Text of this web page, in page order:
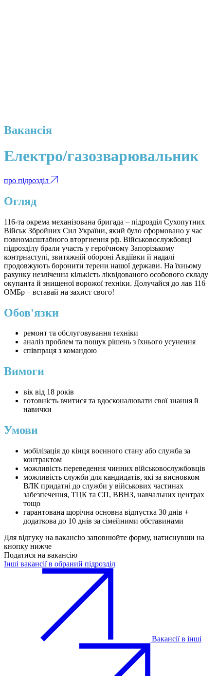
Вакансія
Електро/газозварювальник
про підрозділ
Огляд
116-та окрема механізована бригада – підрозділ Сухопутних
Військ Збройних Сил України, який було сформовано у час
повномасштабного вторгнення рф. Військовослужбовці
підрозділу брали участь у героїчному Запорізькому
контрнаступі, звитяжній обороні Авдіївки й надалі
продовжують боронити терени нашої держави. На їхньому
рахунку незліченна кількість ліквідованого особового складу
окупанта й знищеної ворожої техніки. Долучайся до лав 116
ОМБр – вставай на захист свого!
Обов'язки
ремонт та обслуговування техніки
аналіз проблем та пошук рішень з їхнього усунення
співпраця з командою
Вимоги
вік від 18 років
готовність вчитися та вдосконалювати свої знання й
навички
Умови
мобілізація до кінця воєнного стану або служба за
контрактом
можливість переведення чинних військовослужбовців
можливість служби для кандидатів, які за висновком
ВЛК придатні до служби у військових частинах
забезпечення, ТЦК та СП, ВВНЗ, навчальних центрах
тощо
гарантована щорічна основна відпустка 30 днів +
додаткова до 10 днів за сімейними обставинами
Для відгуку на вакансію заповнюйте форму, натиснувши на
кнопку нижче
Податися на вакансію
Інші вакансії в обраний підрозділ
Вакансії в інші